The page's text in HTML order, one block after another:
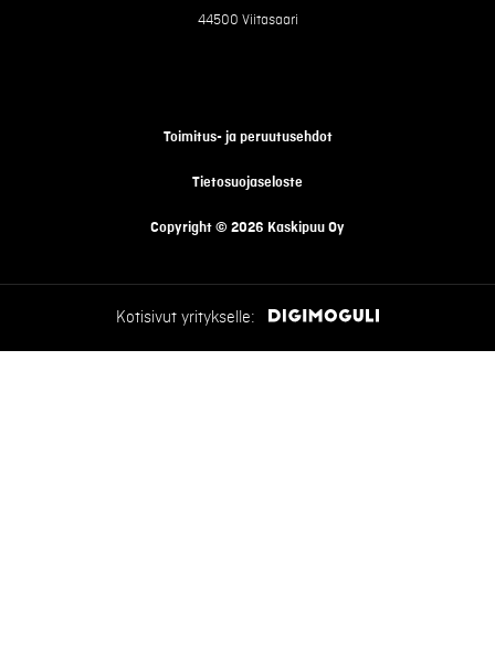
44500 Viitasaari
Copyright © 2026 Kaskipuu Oy
Tietosuojaseloste
Toimitus- ja peruutusehdot
Kotisivut yritykselle: